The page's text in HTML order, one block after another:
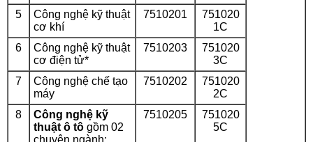
5
Công nghệ kỹ thuật
cơ khí
7510201
751020
1C
6
Công nghệ kỹ thuật
cơ điện tử*
7510203
751020
3C
7
Công nghệ chế tạo
máy
7510202
751020
2C
8
Công nghệ kỹ
thuật ô tô gồm 02
chuyên ngành:
7510205
751020
5C